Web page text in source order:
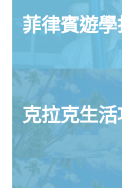
菲律賓遊
克拉克生